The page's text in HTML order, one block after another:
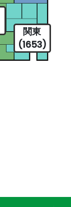
関東
(1653)